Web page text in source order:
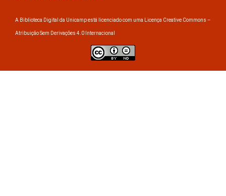
A Biblioteca Digital da Unicamp está licenciado com uma Licença Creative Commons –
Atribuição Sem Derivações 4.0 Internacional